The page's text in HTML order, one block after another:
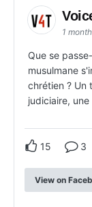
1
Que se
musulmane
chrétien ? Un
judiciaire,
15 3
View on